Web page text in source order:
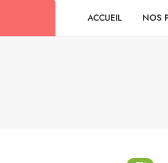
ACCUEIL NOS